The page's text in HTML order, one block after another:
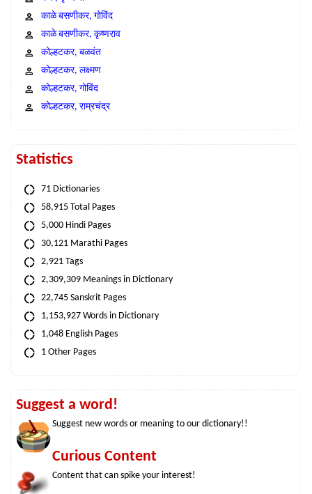
काळे बसणीकर, गोविंद
काळे बसणीकर, कृष्णराव
कोल्हटकर, बळवंत
कोल्हटकर, लक्ष्मण
कोल्हटकर, गोविंद
कोल्हटकर, राम्रचंद्र
Statistics
71 Dictionaries
58,915 Total Pages
5,000 Hindi Pages
30,121 Marathi Pages
2,921 Tags
2,309,309 Meanings in Dictionary
22,745 Sanskrit Pages
1,153,927 Words in Dictionary
1,048 English Pages
1 Other Pages
Suggest a word!
Suggest new words or meaning to our dictionary!!
Curious Content
Content that can spike your interest!